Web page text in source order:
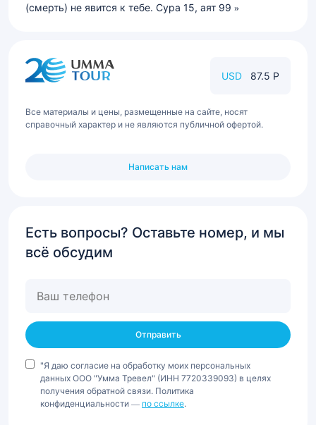
(смерть) не явится к тебе. Сура 15, аят 99
USD 87.5 Р
Все материалы и цены, размещенные на сайте, носят
справочный характер и не являются публичной офертой.
Написать нам
Есть вопросы? Оставьте номер, и мы
всё обсудим
телефон
"Я даю согласие на обработку моих персональных
данных ООО "Умма Тревел" (ИНН 7720339093) в целях
получения обратной связи. Политика
конфиденциальности — по ссылке.